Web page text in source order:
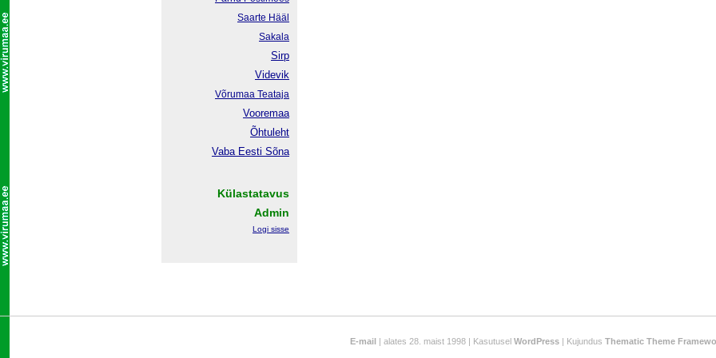
Saarte Hääl
Sakala
Sirp
Videvik
Võrumaa Teataja
Vooremaa
Õhtuleht
Vaba Eesti Sõna
Külastatavus
Admin
Logi sisse
E-mail| alates 28. maist 1998 | Kasutusel WordPress| Kujundus Thematic Theme